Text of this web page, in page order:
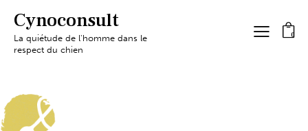
Cynoconsult
La quiétude de l'homme dans le
respect du chien
0